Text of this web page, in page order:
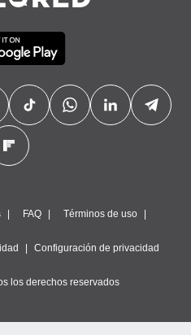
FAQ Términos de uso
Configuración de privacidad
los derechos reservados